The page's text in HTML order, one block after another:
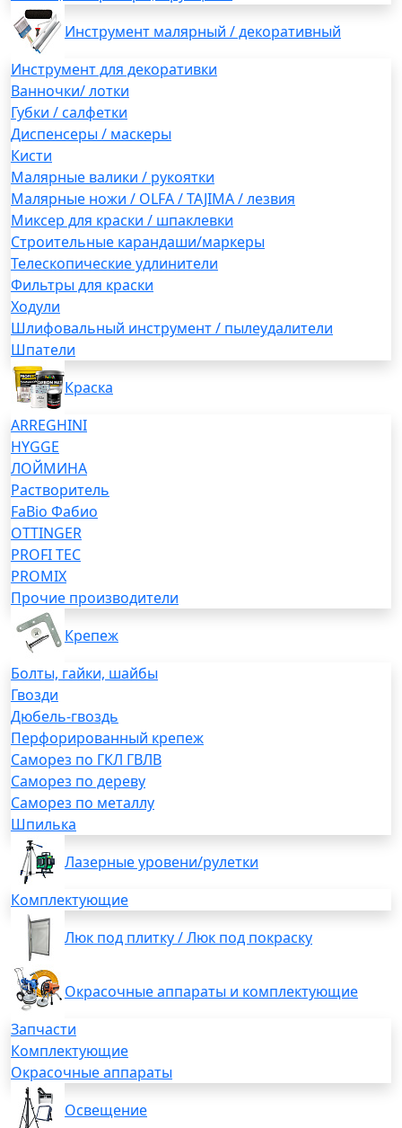
Инструмент малярный / декоративный
Инструмент для декоративки
Ванночки/ лотки
Губки / салфетки
Диспенсеры / маскеры
Кисти
Малярные валики / рукоятки
Малярные ножи / OLFA / TAJIMA / лезвия
Миксер для краски / шпаклевки
Строительные карандаши/маркеры
Телескопические удлинители
Фильтры для краски
Ходули
Шлифовальный инструмент / пылеудалители
Шпатели
Краска
ARREGHINI
HYGGE
ЛОЙМИНА
Растворитель
FaBio Фабио
OTTINGER
PROFI TEC
PROMIX
Прочие производители
Крепеж
Болты, гайки, шайбы
Гвозди
Дюбель-гвоздь
Перфорированный крепеж
Саморез по ГКЛ ГВЛВ
Саморез по дереву
Саморез по металлу
Шпилька
Лазерные уровени/рулетки
Комплектующие
Люк под плитку / Люк под покраску
Окрасочные аппараты и комплектующие
Запчасти
Комплектующие
Окрасочные аппараты
Освещение